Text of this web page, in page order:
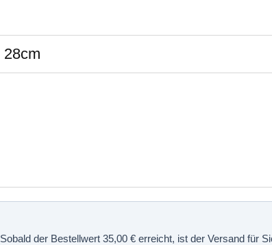
der Bestellwert 35,00 € erreicht, ist der Versand für